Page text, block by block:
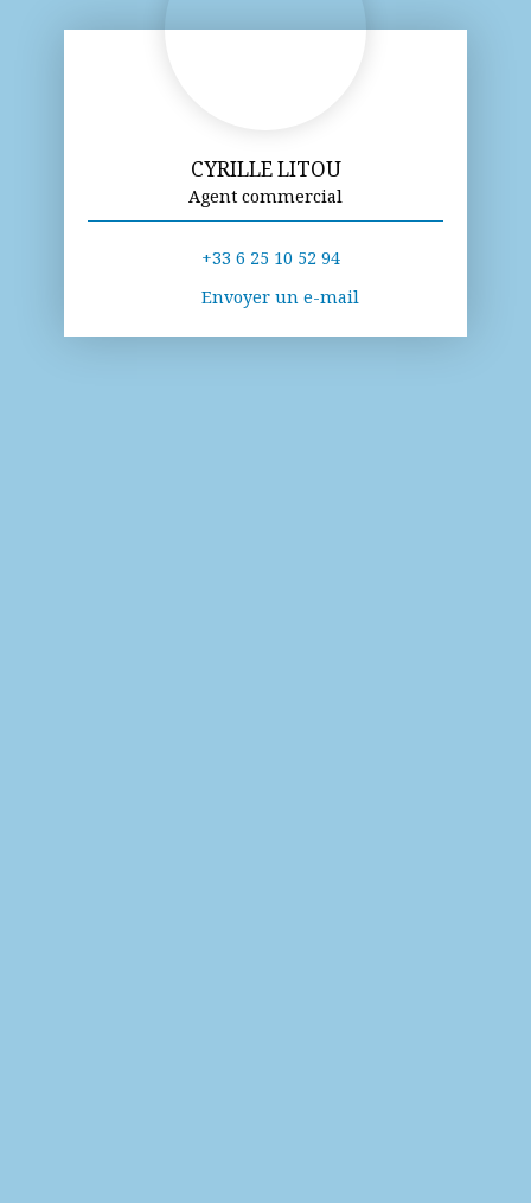
CYRILLE LITOU
Agent commercial
+33 6 25 10 52 94
Envoyer un e-mail